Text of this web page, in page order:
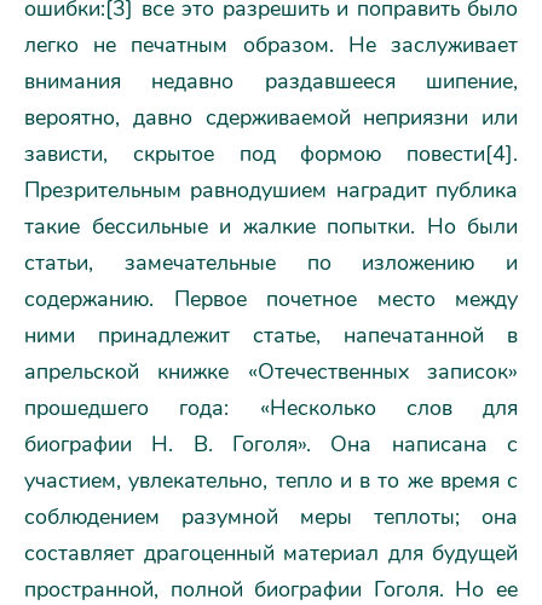
ошибки:[3] все это разрешить и поправить было
легко не печатным образом. Не заслуживает
внимания недавно раздавшееся шипение,
вероятно, давно сдерживаемой неприязни или
зависти, скрытое под формою повести[4].
Презрительным равнодушием наградит публика
такие бессильные и жалкие попытки. Но были
статьи, замечательные по изложению и
содержанию. Первое почетное место между
ними принадлежит статье, напечатанной в
апрельской книжке «Отечественных записок»
прошедшего года: «Несколько слов для
биографии Н. В. Гоголя». Она написана с
участием, увлекательно, тепло и в то же время с
соблюдением разумной меры теплоты; она
составляет драгоценный материал для будущей
пространной, полной биографии Гоголя. Но ее